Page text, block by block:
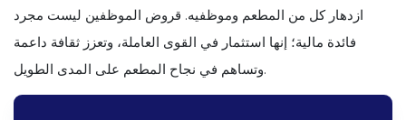
ازدهار كل من المطعم وموظفيه. قروض الموظفين ليست مجرد
فائدة مالية؛ إنها استثمار في القوى العاملة، وتعزز ثقافة داعمة
وتساهم في نجاح المطعم على المدى الطويل.